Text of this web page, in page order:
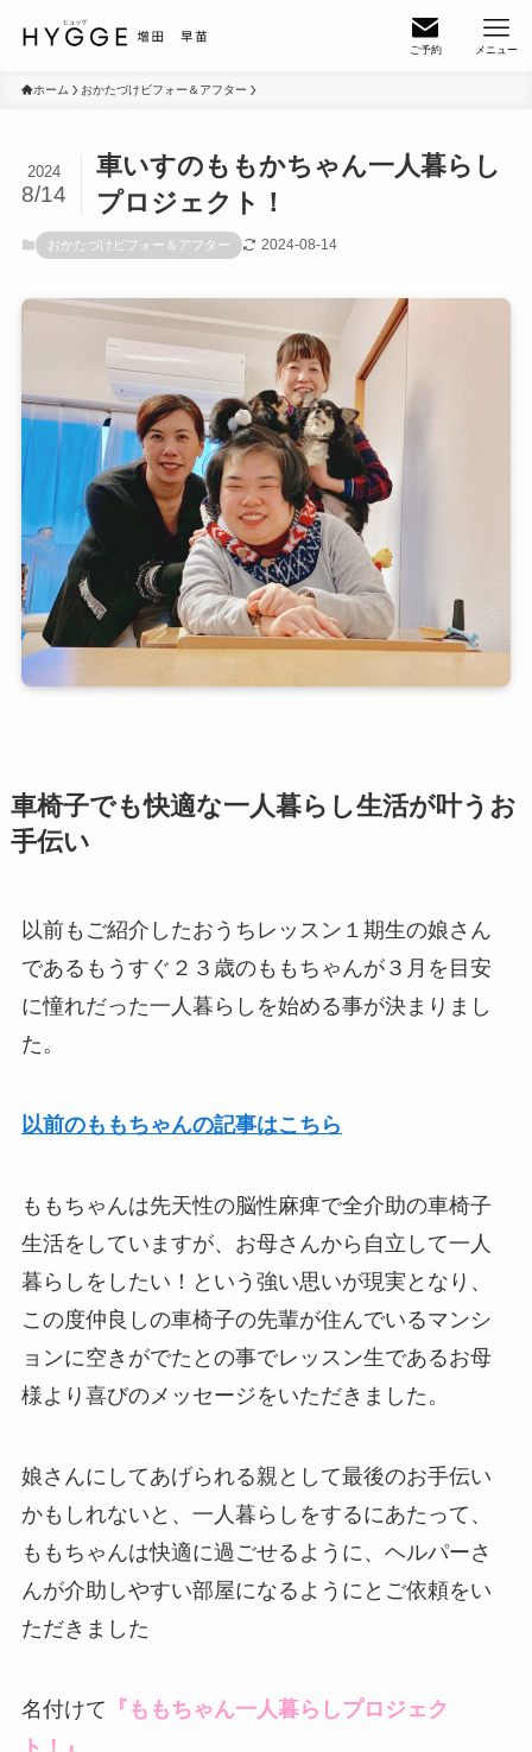
ご予約 メニュー
ホーム おかたづけビフォー＆アフター
車いすのももかちゃん一人暮らし
プロジェクト！
2024
8/14
おかたづけビフォー＆アフター 2024-08-14
車椅子でも快適な一人暮らし生活が叶うお
手伝い
以前もご紹介したおうちレッスン１期生の娘さん
であるもうすぐ２３歳のももちゃんが３月を目安
に憧れだった一人暮らしを始める事が決まりまし
た。
以前のももちゃんの記事はこちら
ももちゃんは先天性の脳性麻痺で全介助の車椅子
生活をしていますが、お母さんから自立して一人
暮らしをしたい！という強い思いが現実となり、
この度仲良しの車椅子の先輩が住んでいるマンシ
ョンに空きがでたとの事でレッスン生であるお母
様より喜びのメッセージをいただきました。
娘さんにしてあげられる親として最後のお手伝い
かもしれないと、一人暮らしをするにあたって、
ももちゃんは快適に過ごせるように、ヘルパーさ
んが介助しやすい部屋になるようにとご依頼をい
ただきました
名付けて 『ももちゃん一人暮らしプロジェク
ト！』